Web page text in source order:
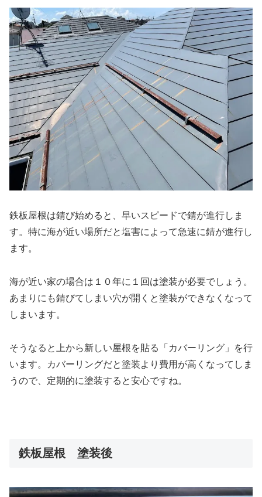
鉄板屋根は錆び始めると、早いスピードで錆が進行しま
す。特に海が近い場所だと塩害によって急速に錆が進行し
ます。
海が近い家の場合は１０年に１回は塗装が必要でしょう。
あまりにも錆びてしまい穴が開くと塗装ができなくなって
しまいます。
そうなると上から新しい屋根を貼る「カバーリング」を行
います。カバーリングだと塗装より費用が高くなってしま
うので、定期的に塗装すると安心ですね。
鉄板屋根 塗装後